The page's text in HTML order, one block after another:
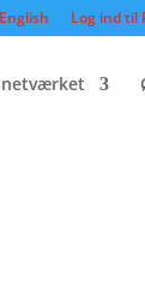
English Log ind til